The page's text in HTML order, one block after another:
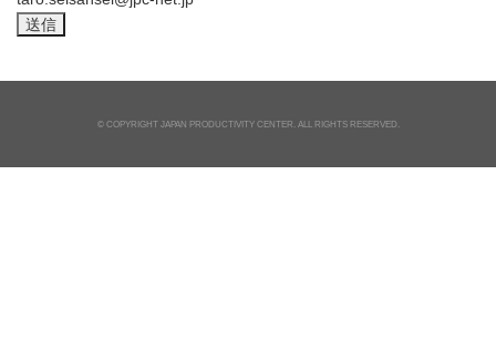
© COPYRIGHT JAPAN PRODUCTIVITY CENTER. ALL RIGHTS RESERVED.